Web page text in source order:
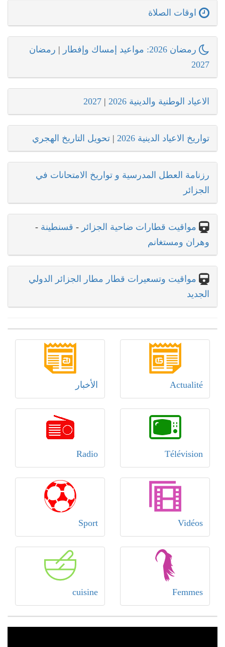
اوقات الصلاة
رمضان 2026: مواعيد إمساك وإفطار | رمضان
2027
الاعياد الوطنية والدينية 2026 |
2027
تواريخ الاعياد الدينية 2026 | تحويل التاريخ الهجري
رزنامة العطل المدرسية و تواريخ الامتحانات في
الجزائر
مواقيت قطارات ضاحية الجزائر - قسنطينة -
وهران ومستغانم
مواقيت وتسعيرات قطار مطار الجزائر الدولي
الجديد
Actualité الأخبار
Télévision
Radio
Vidéos
Sport
Femmes
cuisine